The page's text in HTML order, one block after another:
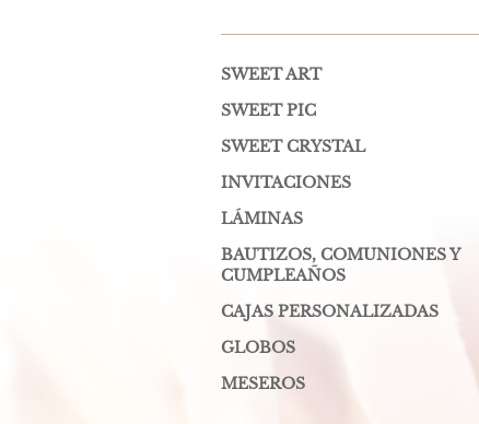
SWEET ART
SWEET PIC
SWEET CRYSTAL
INVITACIONES
LÁMINAS
BAUTIZOS, COMUNIONES Y
CUMPLEAÑOS
CAJAS PERSONALIZADAS
GLOBOS
MESEROS